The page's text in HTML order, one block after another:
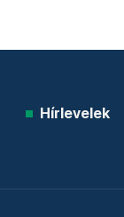
Hírlevelek